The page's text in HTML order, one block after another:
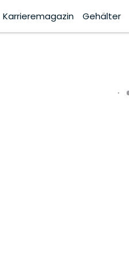
Karrieremagazin Gehälter